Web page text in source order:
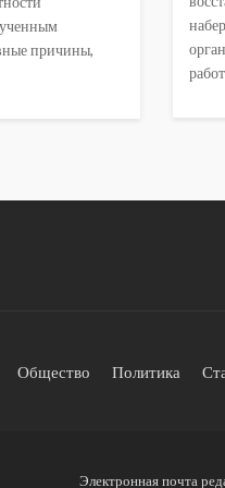
причины,
Общество Политика
Электронная почта